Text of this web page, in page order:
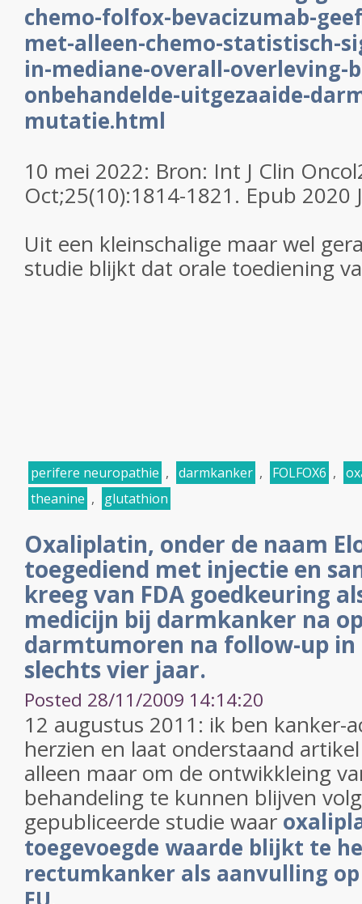
chemo-folfox-bevacizumab-
met-alleen-chemo-statistisch-
in-mediane-overall-overleving-
onbehandelde-uitgezaaide-
mutatie.html
10 mei 2022: Bron: Int J Clin
Oct;25(10):1814-1821. Epub 2020
Uit een kleinschalige maar wel
studie blijkt dat orale toediening
perifere neuropathie , darmkanker , FOLFOX6 ,
theanine , glutathion
Oxaliplatin, onder de naam
toegediend met injectie en
kreeg van FDA goedkeuring
medicijn bij darmkanker na
darmtumoren na follow-up in
slechts vier jaar.
Posted 28/11/2009 14:14:20
12 augustus 2011: ik ben kanker-
herzien en laat onderstaand
alleen maar om de ontwikkleing
behandeling te kunnen blijven
gepubliceerde studie waar
toegevoegde waarde blijkt te
rectumkanker als aanvulling